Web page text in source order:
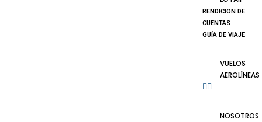
RENDICION DE
CUENTAS
GUÍA DE VIAJE
VUELOS
AEROLÍNEAS
NOSOTROS